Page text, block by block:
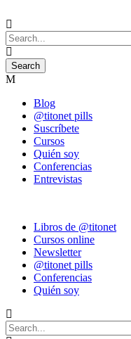
Blog
@titonet pills
Suscríbete
Cursos
Quién soy
Conferencias
Entrevistas
Libros de @titonet
Cursos online
Newsletter
@titonet pills
Conferencias
Quién soy